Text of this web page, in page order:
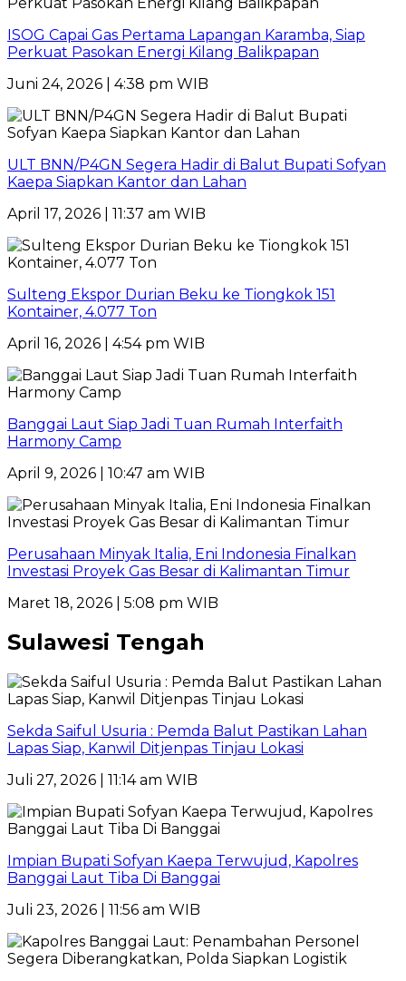
ISOG Capai Gas Pertama Lapangan Karamba, Siap
Perkuat Pasokan Energi Kilang Balikpapan
Juni 24, 2026 | 4:38 pm WIB
ULT BNN/P4GN Segera Hadir di Balut Bupati Sofyan
Kaepa Siapkan Kantor dan Lahan
April 17, 2026 | 11:37 am WIB
Sulteng Ekspor Durian Beku ke Tiongkok 151
Kontainer, 4.077 Ton
April 16, 2026 | 4:54 pm WIB
Banggai Laut Siap Jadi Tuan Rumah Interfaith
Harmony Camp
April 9, 2026 | 10:47 am WIB
Perusahaan Minyak Italia, Eni Indonesia Finalkan
Investasi Proyek Gas Besar di Kalimantan Timur
Maret 18, 2026 | 5:08 pm WIB
Sulawesi Tengah
Sekda Saiful Usuria : Pemda Balut Pastikan Lahan
Lapas Siap, Kanwil Ditjenpas Tinjau Lokasi
Juli 27, 2026 | 11:14 am WIB
Impian Bupati Sofyan Kaepa Terwujud, Kapolres
Banggai Laut Tiba Di Banggai
Juli 23, 2026 | 11:56 am WIB